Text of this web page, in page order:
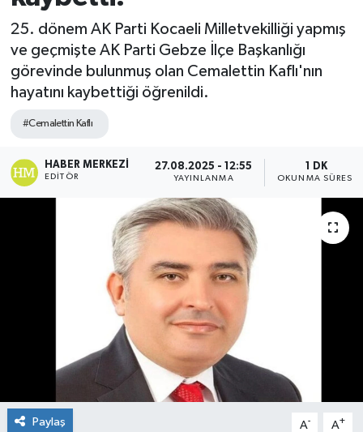
25. dönem AK Parti Kocaeli Milletvekilliği yapmış
ve geçmişte AK Parti Gebze İlçe Başkanlığı
görevinde bulunmuş olan Cemalettin Kaflı'nın
hayatını kaybettiği öğrenildi.
#Cemalettin Kaflı
HABER MERKEZI
EDITÖR
27.08.2025 - 12:55
YAYINLANMA
1 DK
OKUNMA SÜRESI
Paylaş A- A+